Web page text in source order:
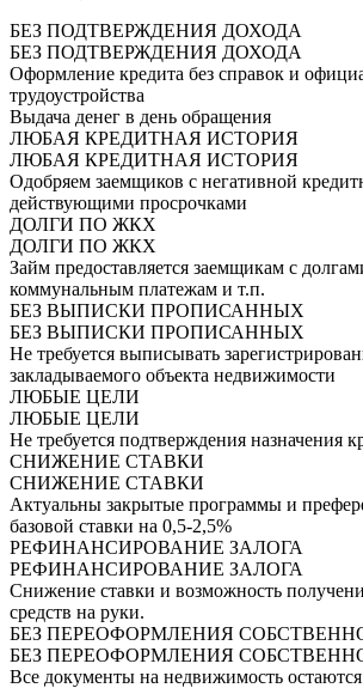
БЕЗ ПОДТВЕРЖДЕНИЯ ДОХОДА
БЕЗ ПОДТВЕРЖДЕНИЯ ДОХОДА
Оформление кредита без справок и
трудоустройства
Выдача денег в день обращения
ЛЮБАЯ КРЕДИТНАЯ ИСТОРИЯ
ЛЮБАЯ КРЕДИТНАЯ ИСТОРИЯ
Одобряем заемщиков с негативной
действующими просрочками
ДОЛГИ ПО ЖКХ
ДОЛГИ ПО ЖКХ
Займ предоставляется заемщикам с
коммунальным платежам и т.п.
БЕЗ ВЫПИСКИ ПРОПИСАННЫХ
БЕЗ ВЫПИСКИ ПРОПИСАННЫХ
Не требуется выписывать
закладываемого объекта недвижимости
ЛЮБЫЕ ЦЕЛИ
ЛЮБЫЕ ЦЕЛИ
Не требуется подтверждения назначения
СНИЖЕНИЕ СТАВКИ
СНИЖЕНИЕ СТАВКИ
Актуальны закрытые программы и
базовой ставки на 0,5-2,5%
РЕФИНАНСИРОВАНИЕ ЗАЛОГА
РЕФИНАНСИРОВАНИЕ ЗАЛОГА
Снижение ставки и возможность
средств на руки.
БЕЗ ПЕРЕОФОРМЛЕНИЯ
БЕЗ ПЕРЕОФОРМЛЕНИЯ
Все документы на недвижимость